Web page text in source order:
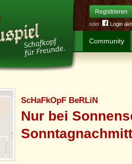
Registrieren
oder Login
Community
ScHaFkOpF BeRLiN
Nur bei